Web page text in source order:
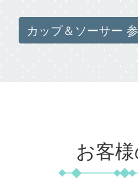
カップ＆ソーサー
お客